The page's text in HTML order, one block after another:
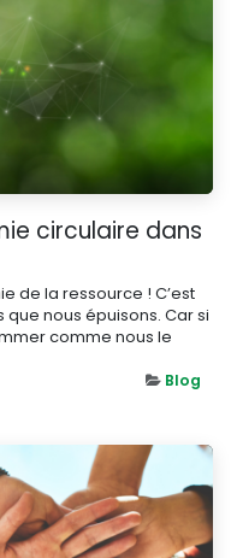
circulaire dans
de la ressource ! C’est
nous épuisons. Car si
comme nous le
Blog